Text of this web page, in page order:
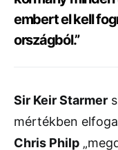
embert el kell
országból.”
Sir Keir Starmer
mértékben
Chris Philp